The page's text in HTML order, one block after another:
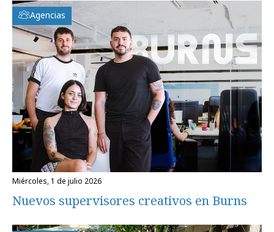
Agencias
miércoles, 1 de julio 2026
Nuevos supervisores creativos en Burns